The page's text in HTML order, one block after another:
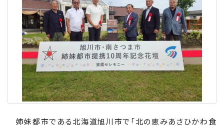
姉妹都市である北海道旭川市で「北の恵みあさひかわ食